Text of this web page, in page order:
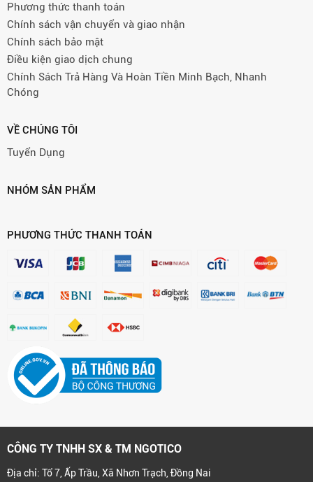
Phương thức thanh toán
Chính sách vận chuyển và giao nhận
Chính sách bảo mật
Điều kiện giao dịch chung
Chính Sách Trả Hàng Và Hoàn Tiền Minh Bạch, Nhanh
Chóng
VỀ CHÚNG TÔI
Tuyển Dụng
NHÓM SẢN PHẨM
PHƯƠNG THỨC THANH TOÁN
CÔNG TY TNHH SX & TM NGOTICO
Địa chỉ: Tổ 7, Ấp Trầu, Xã Nhơn Trạch, Đồng Nai